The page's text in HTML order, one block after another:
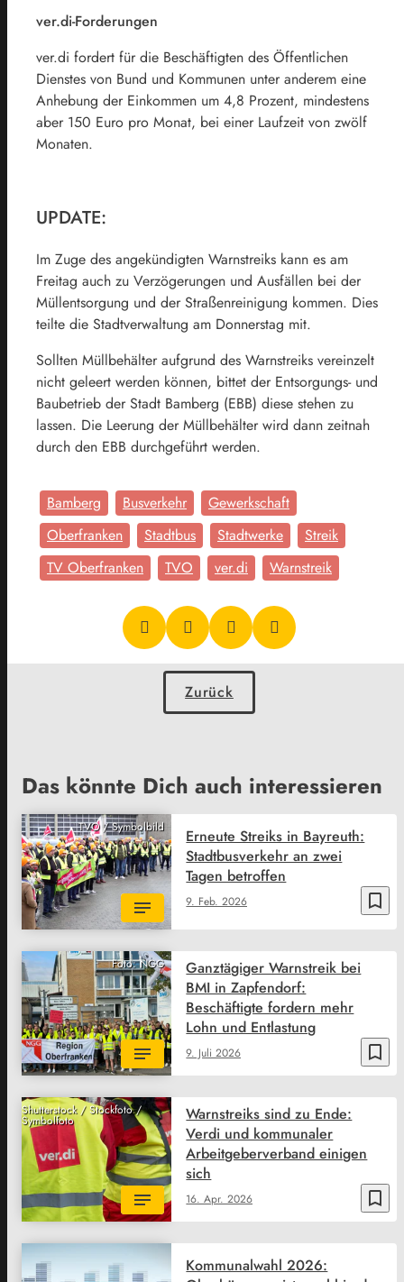
ver.di-Forderungen
ver.di fordert für die Beschäftigten des Öffentlichen
Dienstes von Bund und Kommunen unter anderem eine
Anhebung der Einkommen um 4,8 Prozent, mindestens
aber 150 Euro pro Monat, bei einer Laufzeit von zwölf
Monaten.
UPDATE:
Im Zuge des angekündigten Warnstreiks kann es am
Freitag auch zu Verzögerungen und Ausfällen bei der
Müllentsorgung und der Straßenreinigung kommen. Dies
teilte die Stadtverwaltung am Donnerstag mit.
Sollten Müllbehälter aufgrund des Warnstreiks vereinzelt
nicht geleert werden können, bittet der Entsorgungs- und
Baubetrieb der Stadt Bamberg (EBB) diese stehen zu
lassen. Die Leerung der Müllbehälter wird dann zeitnah
durch den EBB durchgeführt werden.
Bamberg Busverkehr
Gewerkschaft
Oberfranken
Stadtbus Stadtwerke
Streik
TV Oberfranken
TVO ver.di Warnstreik
Zurück
Das könnte Dich auch interessieren
TVO / Symbolbild
bookmark_border
9. Feb. 2026
Erneute Streiks in Bayreuth:
Stadtbusverkehr an zwei
Tagen betroffen
Foto: NGG
bookmark_border
9. Juli 2026
Ganztägiger Warnstreik bei
BMI in Zapfendorf:
Beschäftigte fordern mehr
Lohn und Entlastung
Shutterstock / Stockfoto /
Symbolfoto
bookmark_border
16. Apr. 2026
Warnstreiks sind zu Ende:
Verdi und kommunaler
Arbeitgeberverband einigen
sich
Kommunalwahl 2026: